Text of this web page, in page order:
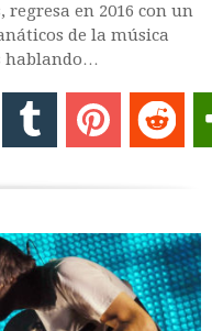
en 2016 con un
de la música
hablando…